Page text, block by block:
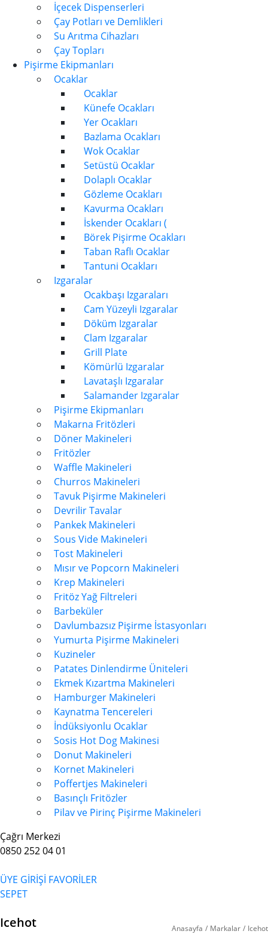
İçecek Dispenserleri
Çay Potları ve Demlikleri
Su Arıtma Cihazları
Çay Topları
Pişirme Ekipmanları
Ocaklar
Ocaklar
Künefe Ocakları
Yer Ocakları
Bazlama Ocakları
Wok Ocaklar
Setüstü Ocaklar
Dolaplı Ocaklar
Gözleme Ocakları
Kavurma Ocakları
İskender Ocakları (
Börek Pişirme Ocakları
Taban Raflı Ocaklar
Tantuni Ocakları
Izgaralar
Ocakbaşı Izgaraları
Cam Yüzeyli Izgaralar
Döküm Izgaralar
Clam Izgaralar
Grill Plate
Kömürlü Izgaralar
Lavataşlı Izgaralar
Salamander Izgaralar
Pişirme Ekipmanları
Makarna Fritözleri
Döner Makineleri
Fritözler
Waffle Makineleri
Churros Makineleri
Tavuk Pişirme Makineleri
Devrilir Tavalar
Pankek Makineleri
Sous Vide Makineleri
Tost Makineleri
Mısır ve Popcorn Makineleri
Krep Makineleri
Fritöz Yağ Filtreleri
Barbeküler
Davlumbazsız Pişirme İstasyonları
Yumurta Pişirme Makineleri
Kuzineler
Patates Dinlendirme Üniteleri
Ekmek Kızartma Makineleri
Hamburger Makineleri
Kaynatma Tencereleri
İndüksiyonlu Ocaklar
Sosis Hot Dog Makinesi
Donut Makineleri
Kornet Makineleri
Poffertjes Makineleri
Basınçlı Fritözler
Pilav ve Pirinç Pişirme Makineleri
Çağrı Merkezi
0850 252 04 01
ÜYE GİRİŞİ FAVORİLER
SEPET
Icehot Anasayfa / Markalar / Icehot